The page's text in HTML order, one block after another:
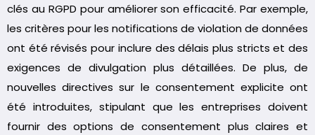
clés au RGPD pour améliorer son efficacité. Par exemple,
les critères pour les notifications de violation de données
ont été révisés pour inclure des délais plus stricts et des
exigences de divulgation plus détaillées. De plus, de
nouvelles directives sur le consentement explicite ont
été introduites, stipulant que les entreprises doivent
fournir des options de consentement plus claires et